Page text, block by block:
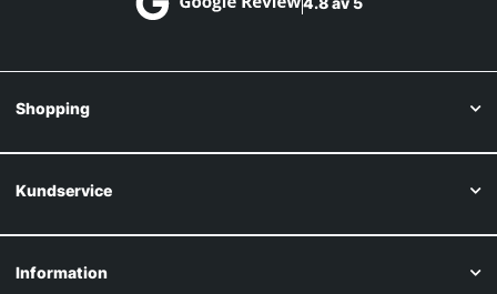
Shopping
Kundservice
Information